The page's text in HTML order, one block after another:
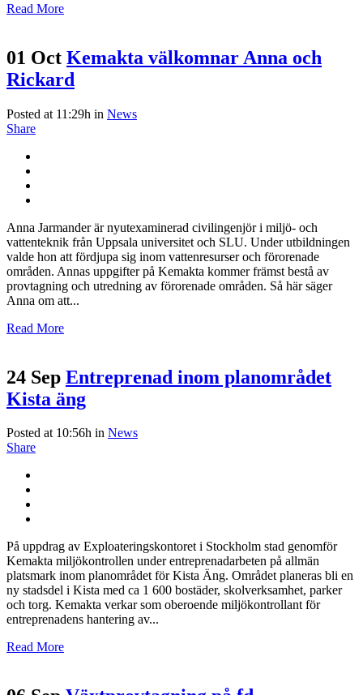
Read More
01 Oct Kemakta välkomnar Anna och
Rickard
Posted at 11:29h in News
Share
Anna Jarmander är nyutexaminerad civilingenjör i miljö- och
vattenteknik från Uppsala universitet och SLU. Under utbildningen
valde hon att fördjupa sig inom vattenresurser och förorenade
områden. Annas uppgifter på Kemakta kommer främst bestå av
provtagning och utredning av förorenade områden. Så här säger
Anna om att...
Read More
24 Sep Entreprenad inom planområdet
Kista äng
Posted at 10:56h in News
Share
På uppdrag av Exploateringskontoret i Stockholm stad genomför
Kemakta miljökontrollen under entreprenadarbeten på allmän
platsmark inom planområdet för Kista Äng. Området planeras bli en
ny stadsdel i Kista med ca 1 600 bostäder, skolverksamhet, parker
och torg. Kemakta verkar som oberoende miljökontrollant för
entreprenadens hantering av...
Read More